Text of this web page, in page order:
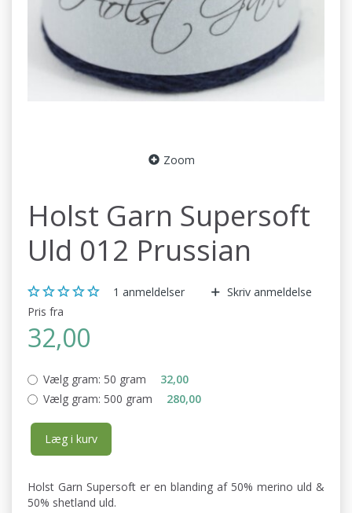
Zoom
Holst Garn Supersoft
Uld 012 Prussian
1 anmeldelser
Skriv anmeldelse
Pris fra
32,00
Vælg gram: 50 gram
32,00
Vælg gram: 500 gram 280,00
Læg i kurv
Holst Garn Supersoft er en blanding af 50% merino uld &
50% shetland uld.